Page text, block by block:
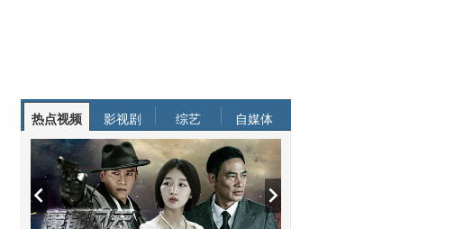
热点视频 影视剧 综艺 自媒体